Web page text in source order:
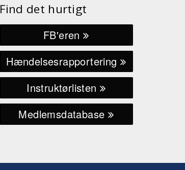
Find det hurtigt
FB'eren
Hændelsesrapportering
Instruktørlisten
Medlemsdatabase